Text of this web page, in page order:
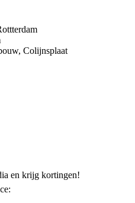
Colijnsplaat
en krijg kortingen!